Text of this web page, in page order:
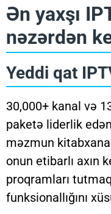
Ən yaxşı
nəzərdən
Yeddi qat
30,000+ kanal və
paketə liderlik
məzmun
onun etibarlı axın
proqramları
funksionallığını